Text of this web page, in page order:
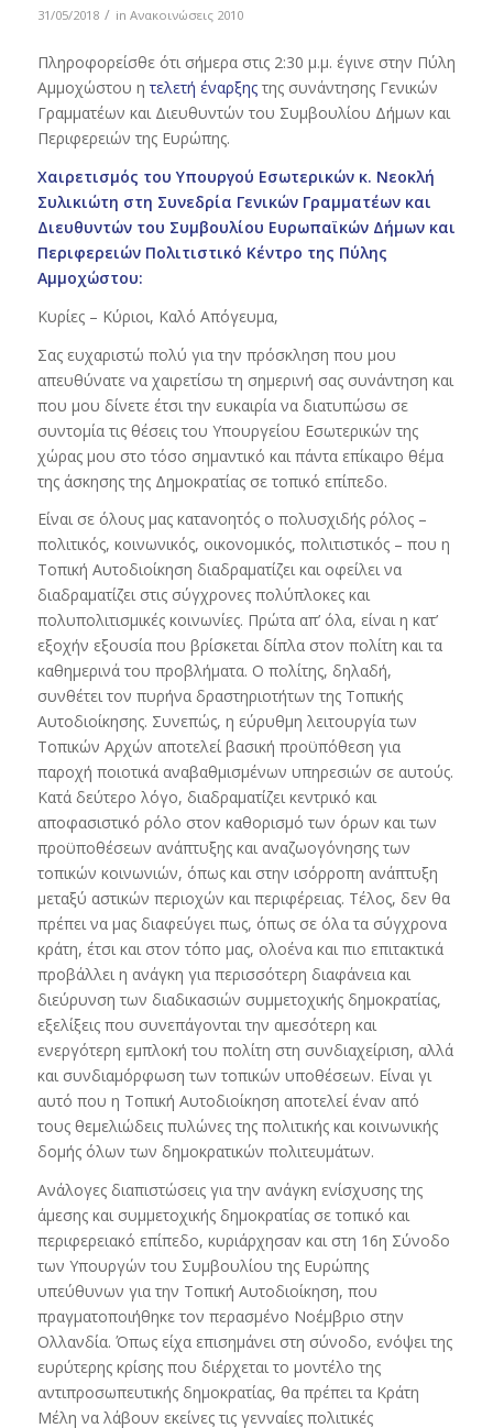
31/05/2018 / in Ανακοινώσεις 2010
Πληροφορείσθε ότι σήμερα στις 2:30 μ.μ. έγινε στην Πύλη
Αμμοχώστου ητελετή έναρξηςτης συνάντησης Γενικών
Γραμματέων και Διευθυντών του Συμβουλίου Δήμων και
Περιφερειών της Ευρώπης.
Χαιρετισμός του Υπουργού Εσωτερικών κ. Νεοκλή
Συλικιώτη στη Συνεδρία Γενικών Γραμματέων και
Διευθυντών του Συμβουλίου Ευρωπαϊκών Δήμων και
Περιφερειών Πολιτιστικό Κέντρο της Πύλης
Αμμοχώστου:
Κυρίες – Κύριοι, Καλό Απόγευμα,
Σας ευχαριστώ πολύ για την πρόσκληση που μου
απευθύνατε να χαιρετίσω τη σημερινή σας συνάντηση και
που μου δίνετε έτσι την ευκαιρία να διατυπώσω σε
συντομία τις θέσεις του Υπουργείου Εσωτερικών της
χώρας μου στο τόσο σημαντικό και πάντα επίκαιρο θέμα
της άσκησης της Δημοκρατίας σε τοπικό επίπεδο.
Είναι σε όλους μας κατανοητός ο πολυσχιδής ρόλος –
πολιτικός, κοινωνικός, οικονομικός, πολιτιστικός – που η
Τοπική Αυτοδιοίκηση διαδραματίζει και οφείλει να
διαδραματίζει στις σύγχρονες πολύπλοκες και
πολυπολιτισμικές κοινωνίες. Πρώτα απ’ όλα, είναι η κατ’
εξοχήν εξουσία που βρίσκεται δίπλα στον πολίτη και τα
καθημερινά του προβλήματα. Ο πολίτης, δηλαδή,
συνθέτει τον πυρήνα δραστηριοτήτων της Τοπικής
Αυτοδιοίκησης. Συνεπώς, η εύρυθμη λειτουργία των
Τοπικών Αρχών αποτελεί βασική προϋπόθεση για
παροχή ποιοτικά αναβαθμισμένων υπηρεσιών σε αυτούς.
Κατά δεύτερο λόγο, διαδραματίζει κεντρικό και
αποφασιστικό ρόλο στον καθορισμό των όρων και των
προϋποθέσεων ανάπτυξης και αναζωογόνησης των
τοπικών κοινωνιών, όπως και στην ισόρροπη ανάπτυξη
μεταξύ αστικών περιοχών και περιφέρειας. Τέλος, δεν θα
πρέπει να μας διαφεύγει πως, όπως σε όλα τα σύγχρονα
κράτη, έτσι και στον τόπο μας, ολοένα και πιο επιτακτικά
προβάλλει η ανάγκη για περισσότερη διαφάνεια και
διεύρυνση των διαδικασιών συμμετοχικής δημοκρατίας,
εξελίξεις που συνεπάγονται την αμεσότερη και
ενεργότερη εμπλοκή του πολίτη στη συνδιαχείριση, αλλά
και συνδιαμόρφωση των τοπικών υποθέσεων. Είναι γι
αυτό που η Τοπική Αυτοδιοίκηση αποτελεί έναν από
τους θεμελιώδεις πυλώνες της πολιτικής και κοινωνικής
δομής όλων των δημοκρατικών πολιτευμάτων.
Ανάλογες διαπιστώσεις για την ανάγκη ενίσχυσης της
άμεσης και συμμετοχικής δημοκρατίας σε τοπικό και
περιφερειακό επίπεδο, κυριάρχησαν και στη 16η Σύνοδο
των Υπουργών του Συμβουλίου της Ευρώπης
υπεύθυνων για την Τοπική Αυτοδιοίκηση, που
πραγματοποιήθηκε τον περασμένο Νοέμβριο στην
Ολλανδία. Όπως είχα επισημάνει στη σύνοδο, ενόψει της
ευρύτερης κρίσης που διέρχεται το μοντέλο της
αντιπροσωπευτικής δημοκρατίας, θα πρέπει τα Κράτη
Μέλη να λάβουν εκείνες τις γενναίες πολιτικές